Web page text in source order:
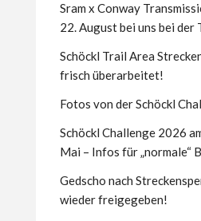
Sram x Conway
22. August bei uns bei der
Schöckl Trail Area
frisch überarbeitet!
Fotos von der Schöckl
Schöckl Challenge 2026
Mai – Infos für „normale“
Gedscho nach
wieder freigegeben!